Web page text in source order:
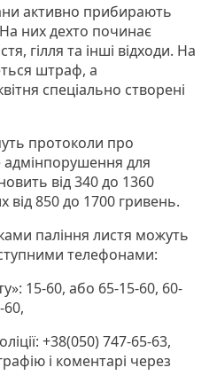
активно прибирають
них дехто починає
гілля та інші відходи. На
штраф, а
спеціально створені
протоколи про
для
від 340 до 1360
850 до 1700 гривень.
паління листя можуть
телефонами:
15-60, або 65-15-60, 60-
60,
+38(050) 747-65-63,
і коментарі через